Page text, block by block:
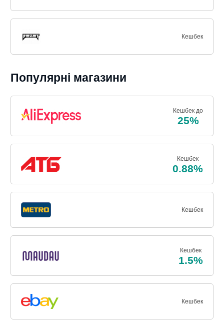
Кешбек
Популярні магазини
Кешбек до
25%
Кешбек
0.88%
Кешбек
Кешбек
1.5%
Кешбек